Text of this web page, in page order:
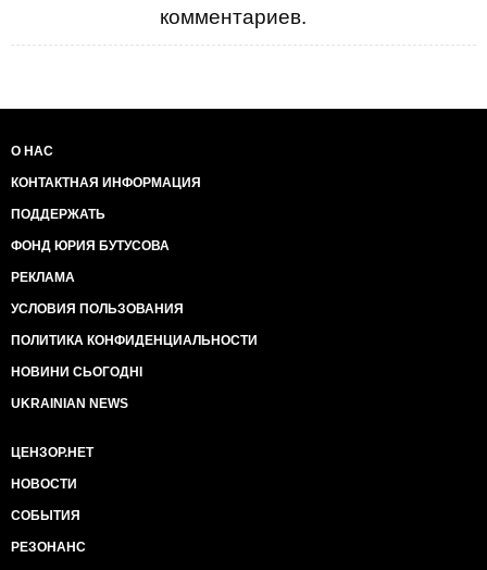
комментариев.
О НАС
КОНТАКТНАЯ ИНФОРМАЦИЯ
ПОДДЕРЖАТЬ
ФОНД ЮРИЯ БУТУСОВА
РЕКЛАМА
УСЛОВИЯ ПОЛЬЗОВАНИЯ
ПОЛИТИКА КОНФИДЕНЦИАЛЬНОСТИ
НОВИНИ СЬОГОДНІ
UKRAINIAN NEWS
ЦЕНЗОР.НЕТ
НОВОСТИ
СОБЫТИЯ
РЕЗОНАНС